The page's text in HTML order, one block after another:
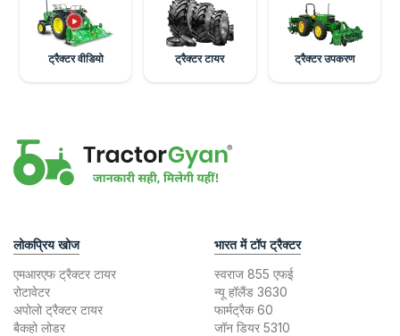
ट्रैक्टर वीडियो ट्रैक्टर टायर ट्रैक्टर उपकरण
लोकप्रिय खोज
एमआरएफ ट्रैक्टर टायर
रोटावेटर
अपोलो ट्रैक्टर टायर
बैकहो लोडर
भारत में टॉप ट्रैक्टर
स्वराज 855 एफई
न्यू हॉलैंड 3630
फार्मट्रैक 60
जॉन डियर 5310